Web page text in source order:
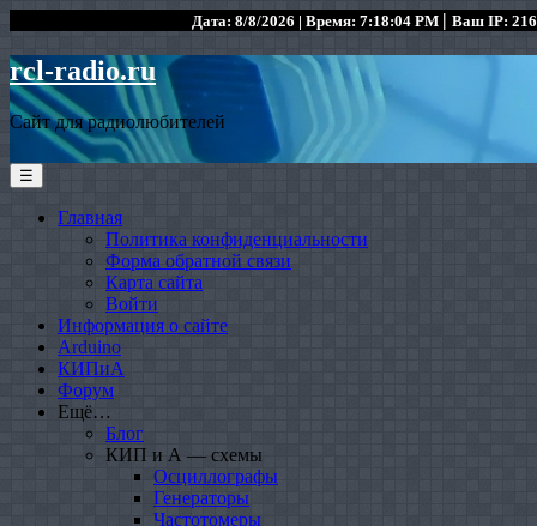
Дата: 8/8/2026 | Время: 7:18:04 PM | Ваш IP:
rcl-radio.ru
Сайт для радиолюбителей
☰
Главная
Политика конфиденциальности
Форма обратной связи
Карта сайта
Войти
Информация о сайте
Arduino
КИПиА
Форум
Ещё…
Блог
КИП и А — схемы
Осциллографы
Генераторы
Частотомеры